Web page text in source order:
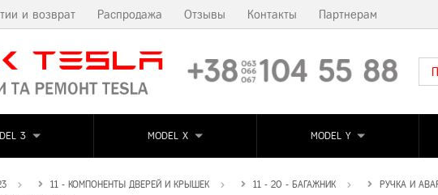
и возврат Распродажа Отзывы Контакты Партнерам
3 MODEL X MODEL Y
11 - КОМПОНЕНТЫ ДВЕРЕЙ И КРЫШЕК 11 - 20 - БАГАЖНИК
РУЧКА И